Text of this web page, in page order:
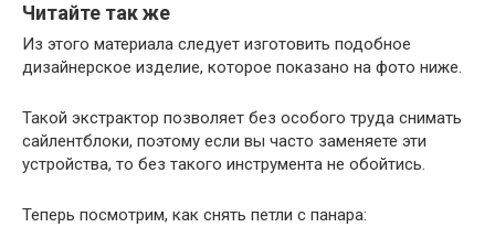
Читайте так же
Из этого материала следует изготовить подобное
дизайнерское изделие, которое показано на фото ниже.
Такой экстрактор позволяет без особого труда снимать
сайлентблоки, поэтому если вы часто заменяете эти
устройства, то без такого инструмента не обойтись.
Теперь посмотрим, как снять петли с панара: